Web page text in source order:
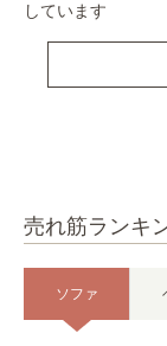
売れ筋ランキ
ソファ
しています